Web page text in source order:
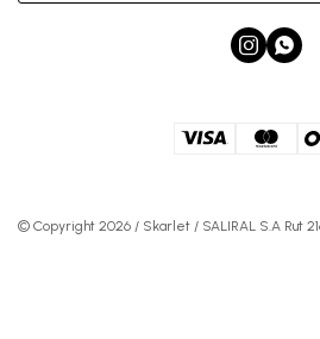
 
© Copyright 2026 / Skarlet / SALIRAL S.A Rut